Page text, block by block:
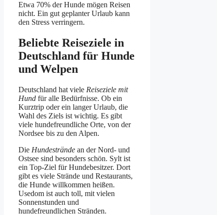
Etwa 70% der Hunde mögen Reisen
nicht. Ein gut geplanter Urlaub kann
den Stress verringern.
Beliebte Reiseziele in
Deutschland für Hunde
und Welpen
Deutschland hat viele Reiseziele mit
Hund für alle Bedürfnisse. Ob ein
Kurztrip oder ein langer Urlaub, die
Wahl des Ziels ist wichtig. Es gibt
viele hundefreundliche Orte, von der
Nordsee bis zu den Alpen.
Die Hundestrände an der Nord- und
Ostsee sind besonders schön. Sylt ist
ein Top-Ziel für Hundebesitzer. Dort
gibt es viele Strände und Restaurants,
die Hunde willkommen heißen.
Usedom ist auch toll, mit vielen
Sonnenstunden und
hundefreundlichen Stränden.